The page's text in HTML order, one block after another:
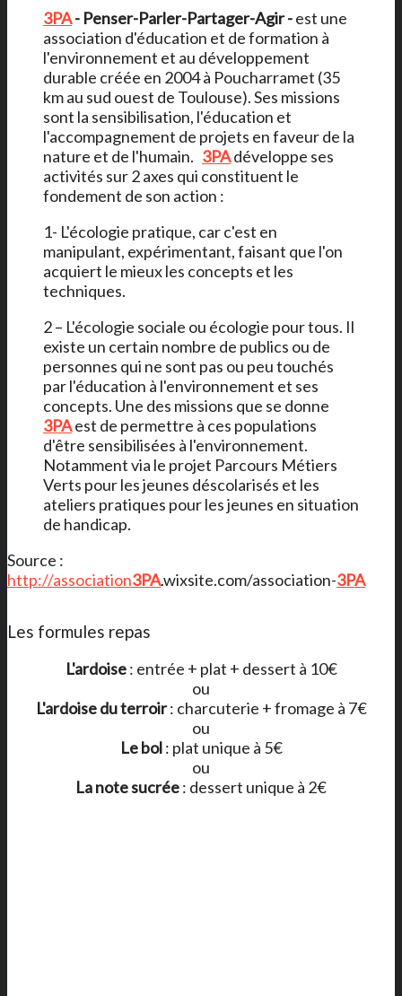
3PA- Penser-Parler-Partager-Agir -est une
association d'éducation et de formation à
l'environnement et au développement
durable créée en 2004 à Poucharramet (35
km au sud ouest de Toulouse). Ses missions
sont la sensibilisation, l'éducation et
l'accompagnement de projets en faveur de la
nature et de l'humain. 3PAdéveloppe ses
activités sur 2 axes qui constituent le
fondement de son action :
1- L'écologie pratique, car c'est en
manipulant, expérimentant, faisant que l'on
acquiert le mieux les concepts et les
techniques.
2 – L'écologie sociale ou écologie pour tous. Il
existe un certain nombre de publics ou de
personnes qui ne sont pas ou peu touchés
par l'éducation à l'environnement et ses
concepts. Une des missions que se donne
3PAest de permettre à ces populations
d'être sensibilisées à l'environnement.
Notamment via le projet Parcours Métiers
Verts pour les jeunes déscolarisés et les
ateliers pratiques pour les jeunes en situation
de handicap.
Source :
http://association3PA.wixsite.com/association-3PA
Les formules repas
L'ardoise: entrée + plat + dessert à 10€
ou
L'ardoise du terroir: charcuterie + fromage à 7€
ou
Le bol: plat unique à 5€
ou
La note sucrée: dessert unique à 2€